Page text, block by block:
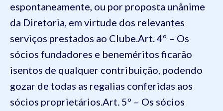
espontaneamente, ou por proposta unânime
da Diretoria, em virtude dos relevantes
serviços prestados ao Clube.Art. 4º – Os
sócios fundadores e beneméritos ficarão
isentos de qualquer contribuição, podendo
gozar de todas as regalias conferidas aos
sócios proprietários.Art. 5º – Os sócios